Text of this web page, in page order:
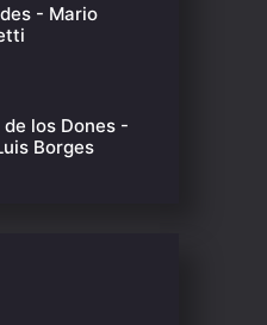
- Mario
de los Dones -
Borges